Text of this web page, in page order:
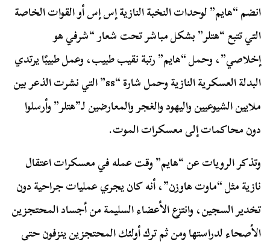
انضم “هايم” لوحدات النخبة النازية إس إس أو القوات الخاصة
التي تتبع “هتلر” بشكل مباشر تحت شعار “شرفي هو
إخلاصي”، وحمل “هايم” رتبة نقيب طبيب، وعمل طبيبًا يرتدي
البدلة العسكرية النازية وحمل شارة “ss” التي نشرت الذعر بين
ملايين الشيوعيين واليهود والغجر والمعارضين لـ”هتلر” وأرسلوا
دون محاكمات إلى معسكرات الموت.
وتذكر الرويات عن “هايم” وقت عمله في معسكرات اعتقال
نازية مثل “ماوت هاوزن”، أنه كان يجري عمليات جراحية دون
تخدير السجين، وانتزع الأعضاء السليمة من أجساد المحتجزين
الأصحاء لدراستها ومن ثم ترك أولئك المحتجزين ينزفون حتى